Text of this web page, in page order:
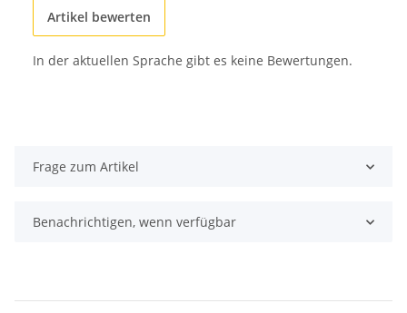
Artikel bewerten
In der aktuellen Sprache gibt es keine Bewertungen.
Frage zum Artikel
Benachrichtigen, wenn verfügbar